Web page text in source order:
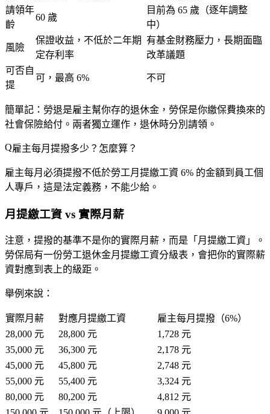
請領年
齡
60 歲
目前為 65 歲（逐年調整
中）
風險
保證收益，不低於二年期
定存利率
有基金財務壓力，長期面臨
改革議題
可否自
提
可，最高 6% 不可
簡單記： 勞退是雇主幫你存的退休金，勞保是你繳保費換來的
社會保險給付 。兩者獨立運作，退休時分別請領。
雇主每月提撥多少？怎麼算？
雇主每月必須提撥不低於勞工月提繳工資 6% 的金額到員工個
人專戶，這是法定義務，不能少給。
月提繳工資 vs 實際月薪
注意，提撥的基準不是你的實際月薪，而是「 月提繳工資 」。
勞保局有一份勞工退休金月提繳工資分級表 ，會把你的實際薪
資對應到表上的級距。
舉例來說：
實際月薪 對應月提繳工資
雇主每月提撥（6%）
28,000 元
28,800 元
1,728 元
35,000 元
36,300 元
2,178 元
45,000 元
45,800 元
2,748 元
55,000 元
55,400 元
3,324 元
80,000 元
80,200 元
4,812 元